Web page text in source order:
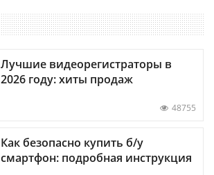
Лучшие видеорегистраторы в
2026 году: хиты продаж
48755
Как безопасно купить б/у
смартфон: подробная инструкция